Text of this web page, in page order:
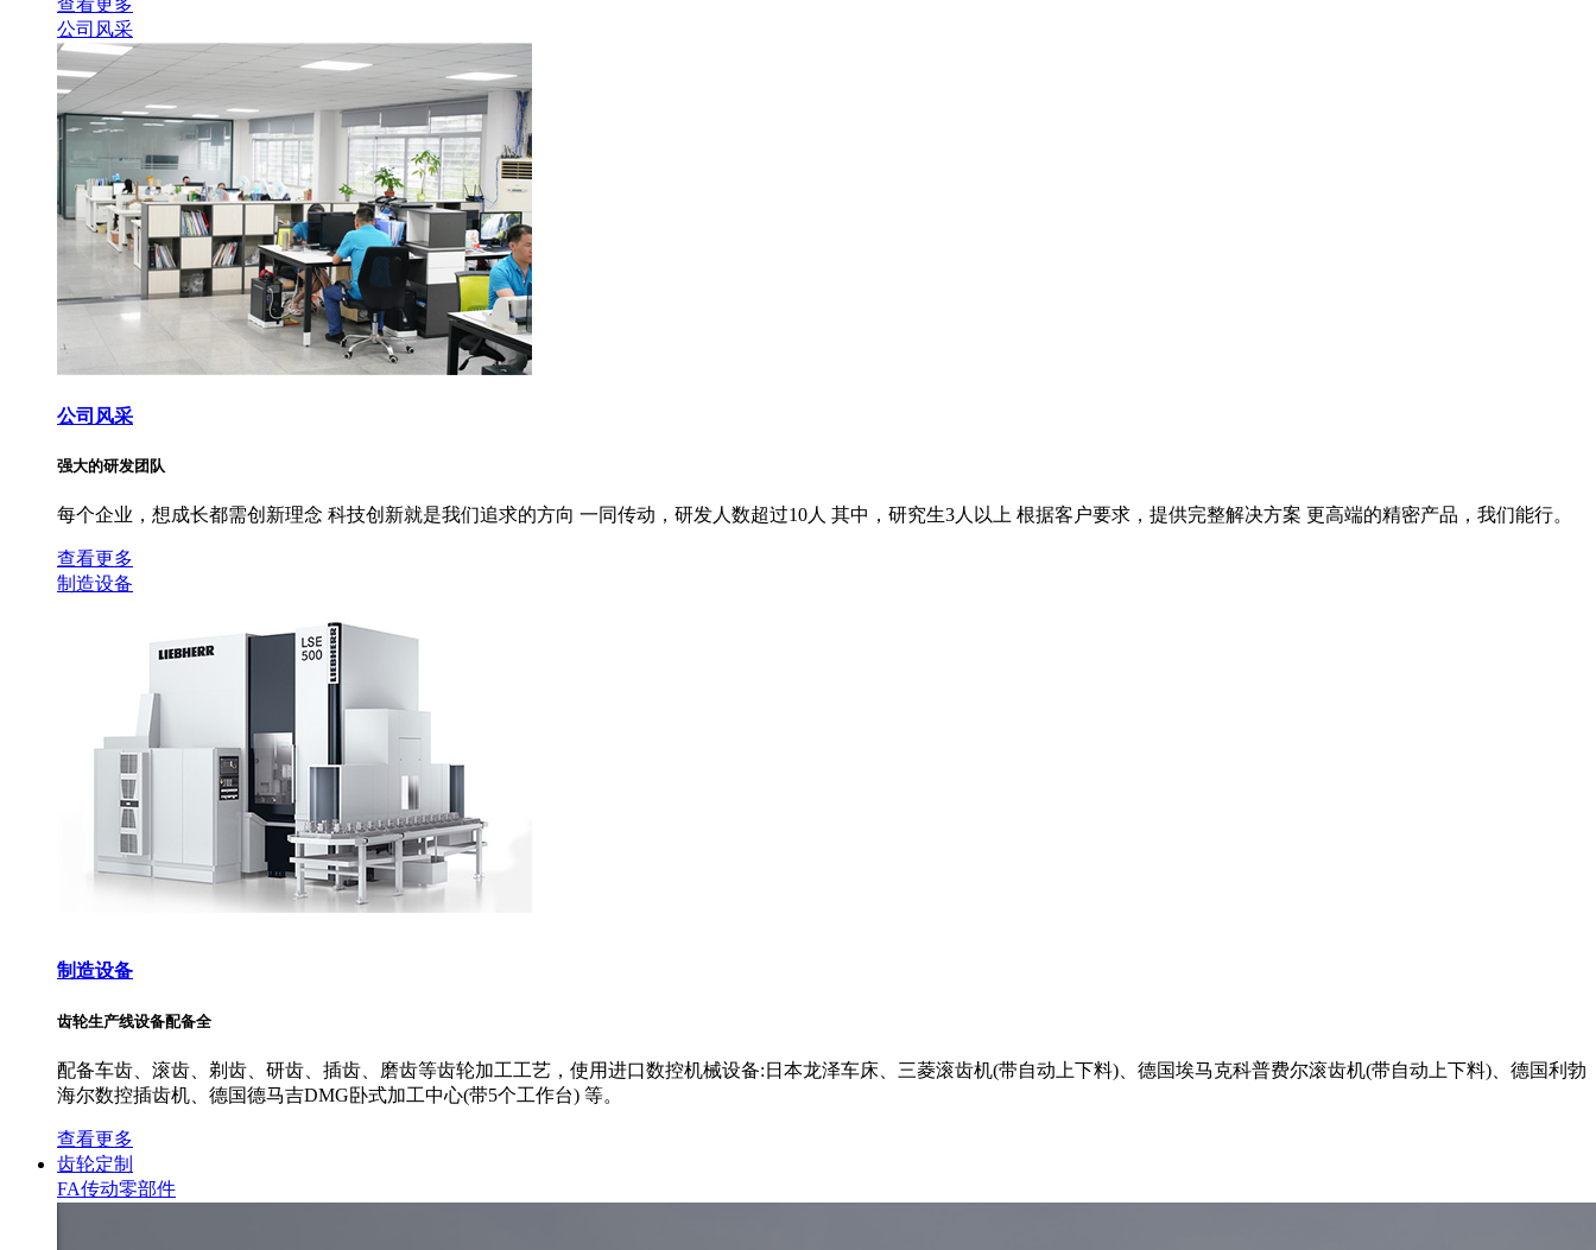
公司风采
公司风采
强大的研发团队
每个企业，想成长都需创新理念 科技创新就是我们追求的方向 一同传动，研发人数超过10人 其中，研究生3人以上 根据客户要求，提供完整解决方案 更高端的精密产品，我们能行。
查看更多
制造设备
制造设备
齿轮生产线设备配备全
配备车齿、滚齿、剃齿、研齿、插齿、磨齿等齿轮加工工艺，使用进口数控机械设备:日本龙泽车床、三菱滚齿机(带自动上下料)、德国埃马克科普费尔滚齿机(带自动上下料)、德国利勃
海尔数控插齿机、德国德马吉DMG卧式加工中心(带5个工作台) 等。
查看更多
齿轮定制
FA传动零部件